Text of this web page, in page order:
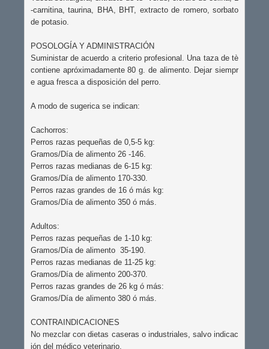
-carnitina, taurina, BHA, BHT, extracto de romero, sorbato
de potasio.
POSOLOGÍA Y ADMINISTRACIÓN
Suministar de acuerdo a criterio profesional. Una taza de tè
contiene apróximadamente 80 g. de alimento. Dejar siempr
e agua fresca a disposición del perro.
A modo de sugerica se indican:
Cachorros:
Perros razas pequeñas de 0,5-5 kg:
Gramos/Día de alimento 26 -146.
Perros razas medianas de 6-15 kg:
Gramos/Día de alimento 170-330.
Perros razas grandes de 16 ó más kg:
Gramos/Día de alimento 350 ó más.
Adultos:
Perros razas pequeñas de 1-10 kg:
Gramos/Día de alimento  35-190.
Perros razas medianas de 11-25 kg:
Gramos/Día de alimento 200-370.
Perros razas grandes de 26 kg ó más:
Gramos/Día de alimento 380 ó más.
CONTRAINDICACIONES
No mezclar con dietas caseras o industriales, salvo indicac
ión del médico veterinario.